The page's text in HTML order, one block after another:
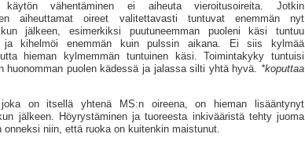
käytön vähentäminen ei aiheuta vieroitusoireita. Jotkin
aiheuttamat oireet valitettavasti tuntuvat enemmän nyt
jälkeen, esimerkiksi puutuneemman puoleni käsi tuntuu
ja kihelmöi enemmän kuin pulssin aikana. Ei siis kylmää
hieman kylmemmän tuntuinen käsi. Toimintakyky tuntuisi
huonomman puolen kädessä ja jalassa silti yhtä hyvä. *koputtaa
joka on itsellä yhtenä MS:n oireena, on hieman lisääntynyt
jälkeen. Höyrystäminen ja tuoreesta inkivääristä tehty juoma
onneksi niin, että ruoka on kuitenkin maistunut.